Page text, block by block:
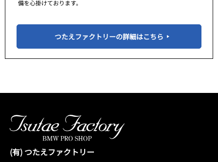
備を心掛けております。
つたえファクトリーの詳細はこちら
(有) つたえファクトリー